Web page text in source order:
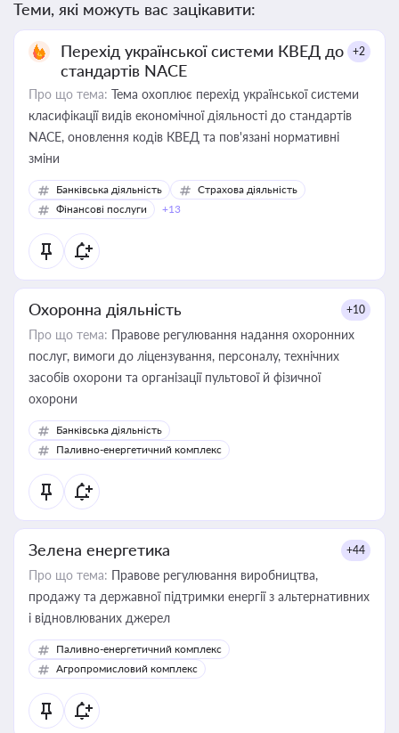
Теми, які можуть вас зацікавити:
Перехід української системи КВЕД до
стандартів NACE
+2
Про що тема: Тема охоплює перехід української системи
класифікації видів економічної діяльності до стандартів
NACE, оновлення кодів КВЕД та пов'язані нормативні
зміни
Банківська діяльність
Страхова діяльність
Фінансові послуги
+13
Охоронна діяльність +10
Про що тема: Правове регулювання надання охоронних
послуг, вимоги до ліцензування, персоналу, технічних
засобів охорони та організації пультової й фізичної
охорони
Банківська діяльність
Паливно-енергетичний комплекс
Зелена енергетика +44
Про що тема: Правове регулювання виробництва,
продажу та державної підтримки енергії з альтернативних
і відновлюваних джерел
Паливно-енергетичний комплекс
Агропромисловий комплекс